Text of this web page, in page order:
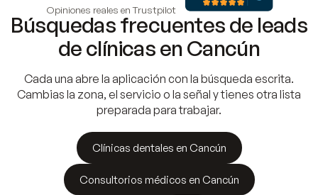
Opiniones reales en Trustpilot
Búsquedas frecuentes de leads
de clínicas en Cancún
Cada una abre la aplicación con la búsqueda escrita.
Cambias la zona, el servicio o la señal y tienes otra lista
preparada para trabajar.
Clínicas dentales en Cancún
Consultorios médicos en Cancún